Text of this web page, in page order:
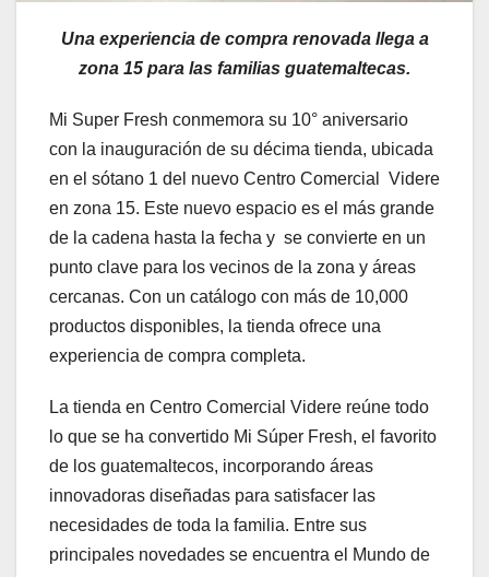
Una experiencia de compra renovada llega a
zona 15 para las familias guatemaltecas.
Mi Super Fresh conmemora su 10° aniversario
con la inauguración de su décima tienda, ubicada
en el sótano 1 del nuevo Centro Comercial Videre
en zona 15. Este nuevo espacio es el más grande
de la cadena hasta la fecha y se convierte en un
punto clave para los vecinos de la zona y áreas
cercanas. Con un catálogo con más de 10,000
productos disponibles, la tienda ofrece una
experiencia de compra completa.
La tienda en Centro Comercial Videre reúne todo
lo que se ha convertido Mi Súper Fresh, el favorito
de los guatemaltecos, incorporando áreas
innovadoras diseñadas para satisfacer las
necesidades de toda la familia. Entre sus
principales novedades se encuentra el Mundo de